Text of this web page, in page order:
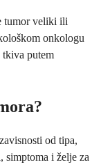
tumor veliki ili
onkologu
tkiva putem
od tipa,
simptoma i želje za